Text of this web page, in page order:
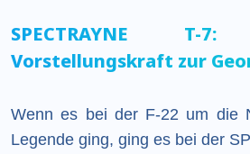
SPECTRAYNE
Vorstellungskraft zur
Wenn es bei der F-22 um die
Legende ging, ging es bei der